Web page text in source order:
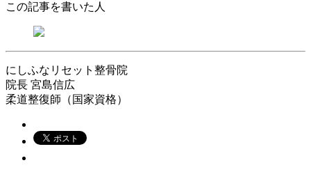
この記事を書いた人
にしふなリセット整骨院
院長 宮島信広
柔道整復師（国家資格）